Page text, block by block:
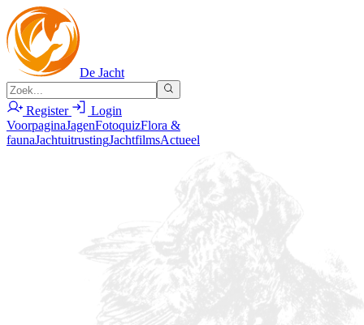
De Jacht
Register
Login
VoorpaginaJagenFotoquizFlora &
faunaJachtuitrustingJachtfilmsActueel